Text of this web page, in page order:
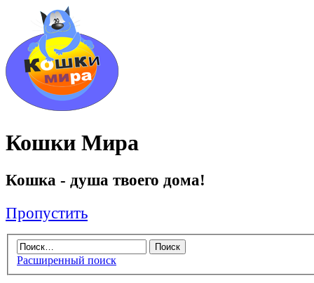
Кошки Мира
Кошка - душа твоего дома!
Пропустить
Расширенный поиск